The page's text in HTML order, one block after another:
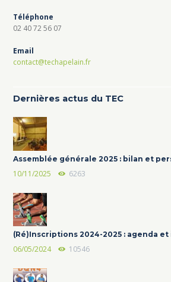
Téléphone
02 40 72 56 07
Email
contact@techapelain.fr
Dernières actus du TEC
Assemblée générale 2025 : bilan et
10/11/2025 6263
(Ré)Inscriptions 2024-2025 : agenda
06/05/2024 10546